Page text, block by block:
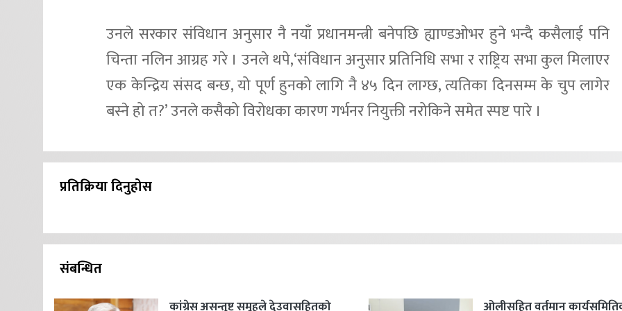
उनले सरकार संविधान अनुसार नै नयाँ प्रधानमन्त्री बनेपछि ह्याण्डओभर हुने भन्दै कसैलाई पनि
चिन्ता नलिन आग्रह गरे । उनले थपे,‘संविधान अनुसार प्रतिनिधि सभा र राष्ट्रिय सभा कुल मिलाएर
एक केन्द्रिय संसद बन्छ, यो पूर्ण हुनको लागि नै ४५ दिन लाग्छ, त्यतिका दिनसम्म के चुप लागेर
बस्ने हो त?’ उनले कसैको विरोधका कारण गर्भनर नियुक्ती नरोकिने समेत स्पष्ट पारे ।
प्रतिक्रिया दिनुहोस
संबन्धित
कांग्रेस असन्तुष्ट समूहले देउवासहितको ओलीसहित वर्तमान